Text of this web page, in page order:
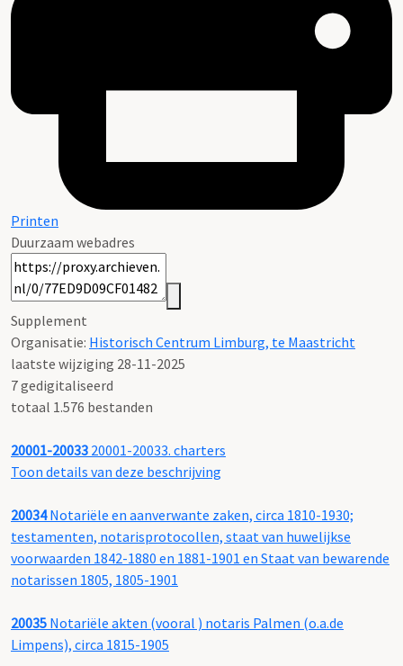
Printen
Duurzaam webadres
Supplement
Organisatie: Historisch Centrum Limburg, te Maastricht
laatste wijziging 28-11-2025
7 gedigitaliseerd
totaal 1.576 bestanden
20001-20033 20001-20033. charters
Toon details van deze beschrijving
20034Notariële en aanverwante zaken, circa 1810-1930;
testamenten, notarisprotocollen, staat van huwelijkse
voorwaarden 1842-1880 en 1881-1901 en Staat van bewarende
notarissen 1805, 1805-1901
20035 Notariële akten (vooral ) notaris Palmen (o.a.de
Limpens), circa 1815-1905